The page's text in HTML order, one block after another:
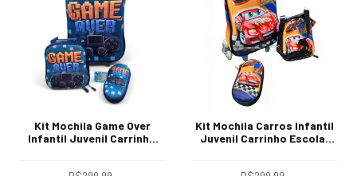
Kit Mochila Game Over
Infantil Juvenil Carrinho
Kit Mochila Carros Infantil
Juvenil Carrinho Escolar